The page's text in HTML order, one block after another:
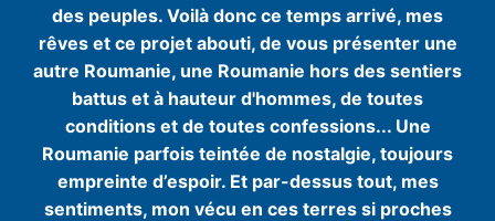
des peuples. Voilà donc ce temps arrivé, mes
rêves et ce projet abouti, de vous présenter une
autre Roumanie, une Roumanie hors des sentiers
battus et à hauteur d'hommes, de toutes
conditions et de toutes confessions... Une
Roumanie parfois teintée de nostalgie, toujours
empreinte d’espoir. Et par-dessus tout, mes
sentiments, mon vécu en ces terres si proches